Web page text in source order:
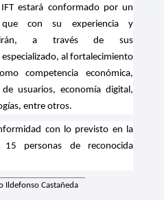
estará conformado por un
que con su experiencia y
a través de sus
al fortalecimiento
competencia económica,
usuarios, economía digital,
entre otros.
con lo previsto en la
personas de reconocida
Ildefonso Castañeda